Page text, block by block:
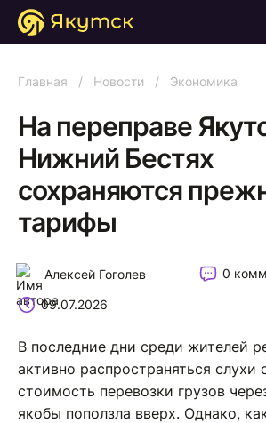
Главная / Новости / Экономика
На переправе
Нижний Бестях
сохраняются
тарифы
Алексей Гоголев 0
09.07.2026
В последние дни среди жителей
активно распространяться слухи
стоимость перевозки грузов
якобы поползла вверх. Однако,